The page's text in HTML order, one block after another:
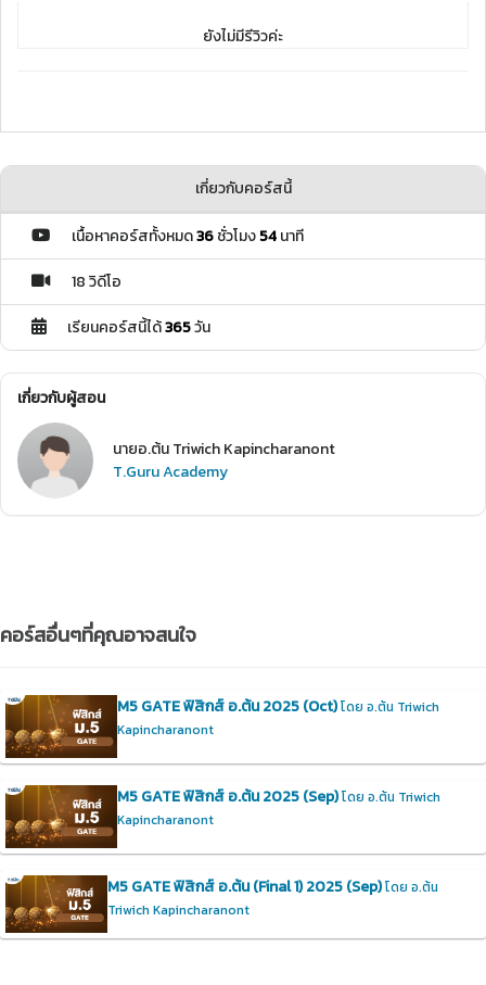
ยังไม่มีรีวิวค่ะ
เกี่ยวกับคอร์สนี้
เนื้อหาคอร์สทั้งหมด36ชั่วโมง54นาที
18 วิดีโอ
เรียนคอร์สนี้ได้365วัน
เกี่ยวกับผู้สอน
นายอ.ต้น Triwich Kapincharanont
T.Guru Academy
คอร์สอื่นๆที่คุณอาจสนใจ
M5 GATE ฟิสิกส์ อ.ต้น 2025 (Oct)โดย อ.ต้น Triwich
Kapincharanont
M5 GATE ฟิสิกส์ อ.ต้น 2025 (Sep)โดย อ.ต้น Triwich
Kapincharanont
M5 GATE ฟิสิกส์ อ.ต้น (Final 1) 2025 (Sep)โดย อ.ต้น
Triwich Kapincharanont